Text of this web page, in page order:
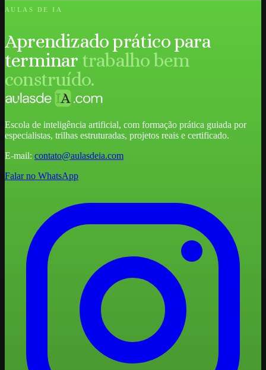
AULAS DE IA
Aprendizado prático para
terminar trabalho bem
construído.
Escola de inteligência artificial, com formação prática guiada por
especialistas, trilhas estruturadas, projetos reais e certificado.
E-mail: contato@aulasdeia.com
Falar no WhatsApp